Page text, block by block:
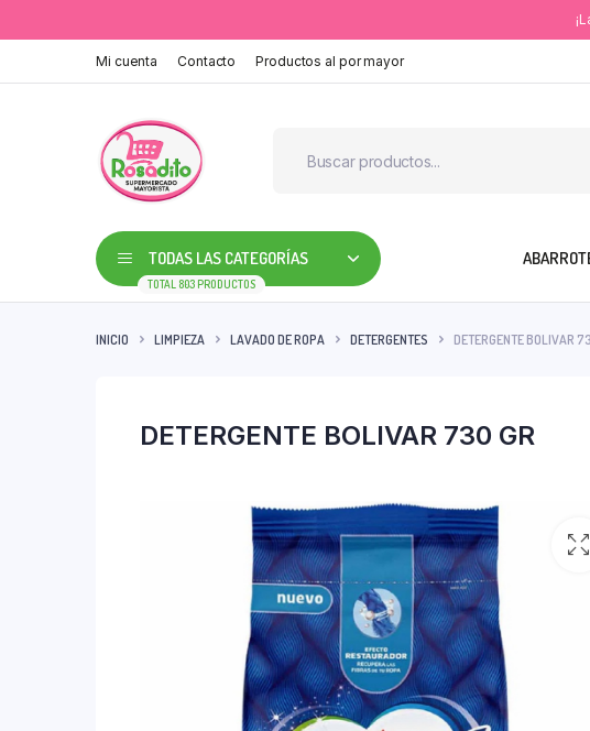
Mi cuenta Contacto Productos al por mayor
TODAS LAS CATEGORÍAS
TOTAL 803 PRODUCTOS
INICIO LIMPIEZA LAVADO DE ROPA DETERGENTES DETERGENTE BOLIVAR
DETERGENTE BOLIVAR 730 GR